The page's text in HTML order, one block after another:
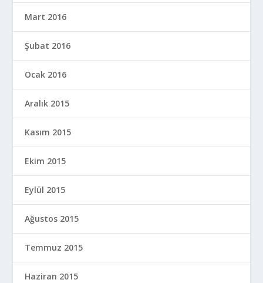
Mart 2016
Şubat 2016
Ocak 2016
Aralık 2015
Kasım 2015
Ekim 2015
Eylül 2015
Ağustos 2015
Temmuz 2015
Haziran 2015